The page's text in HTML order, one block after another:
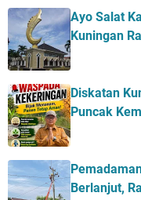
Ayo Salat
Kuningan
Diskatan
Puncak
Berlanjut,